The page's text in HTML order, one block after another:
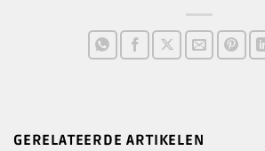
GERELATEERDE ARTIKELEN